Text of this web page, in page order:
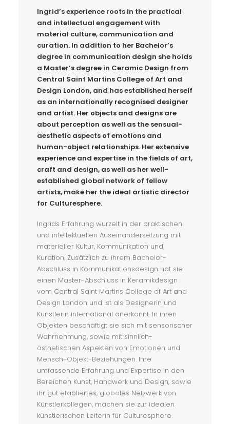
Ingrid’s experience roots in the practical
and intellectual engagement with
material culture, communication and
curation. In addition to her Bachelor’s
degree in communication design she holds
a Master’s degree in Ceramic Design from
Central Saint Martins College of Art and
Design London, and has established herself
as an internationally recognised designer
and artist. Her objects and designs are
about perception as well as the sensual-
aesthetic aspects of emotions and
human-object relationships. Her extensive
experience and expertise in the fields of art,
craft and design, as well as her well-
established global network of fellow
artists, make her the ideal artistic director
for Culturesphere.
Ingrids Erfahrung wurzelt in der praktischen
und intellektuellen Auseinandersetzung mit
materieller Kultur, Kommunikation und
Kuration. Zusätzlich zu ihrem Bachelor-
Abschluss in Kommunikationsdesign hat sie
einen Master-Abschluss in Keramikdesign
vom Central Saint Martins College of Art and
Design London und ist als Designerin und
Künstlerin international anerkannt. In ihren
Objekten beschäftigt sie sich mit sensorischer
Wahrnehmung, sowie mit sinnlich-
ästhetischen Aspekten von Emotionen und
Mensch-Objekt-Beziehungen. Ihre
umfassende Erfahrung und Expertise in den
Bereichen Kunst, Handwerk und Design, sowie
ihr gut etabliertes, globales Netzwerk von
Künstlerkollegen, machen sie zur idealen
künstlerischen Leiterin für Culturesphere.